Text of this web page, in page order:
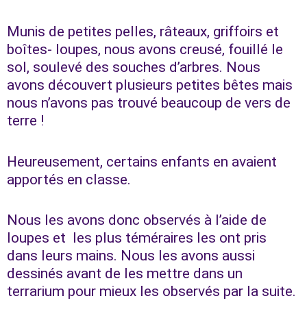
Munis de petites pelles, râteaux, griffoirs et
boîtes- loupes, nous avons creusé, fouillé le
sol, soulevé des souches d’arbres. Nous
avons découvert plusieurs petites bêtes mais
nous n’avons pas trouvé beaucoup de vers de
terre !
Heureusement, certains enfants en avaient
apportés en classe.
Nous les avons donc observés à l’aide de
loupes et les plus téméraires les ont pris
dans leurs mains. Nous les avons aussi
dessinés avant de les mettre dans un
terrarium pour mieux les observés par la suite.